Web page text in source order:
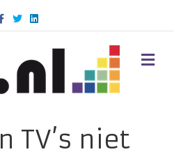
T
w
i
n
d
M
E
TV’s niet